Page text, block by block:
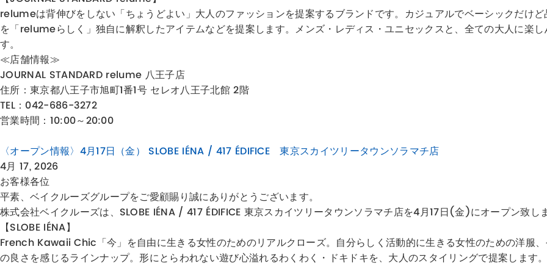
relumeは背伸びをしない「ちょうどよい」大人のファッションを提案するブランドです。カジュアルでベーシックだけ
を「relumeらしく」独自に解釈したアイテムなどを提案します。メンズ・レディス・ユニセックスと、全ての大人に楽
す。
≪店舗情報≫
JOURNAL STANDARD relume 八王子店
住所： 東京都八王子市旭町1番1号 セレオ八王子北館 2階
TEL：042-686-3272
営業時間：10:00～20:00
〈オープン情報〉4月17日（金） SLOBE IÉNA / 417 ÉDIFICE 東京スカイツリータウンソラマチ店
4月 17, 2026
お客様各位
平素、ベイクルーズグループをご愛顧賜り誠にありがとうございます。
株式会社ベイクルーズは、SLOBE IÉNA / 417 ÉDIFICE 東京スカイツリータウンソラマチ店を4月17日(金)にオープン致しま
【SLOBE IÉNA】
French Kawaii Chic「今」を自由に生きる女性のためのリアルクローズ。自分らしく活動的に生きる女性のための洋服
の良さを感じるラインナップ。形にとらわれない遊び心溢れるわくわく・ドキドキを、大人のスタイリングで提案します。